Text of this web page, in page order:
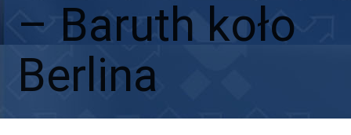
– Baruth koło
Berlina